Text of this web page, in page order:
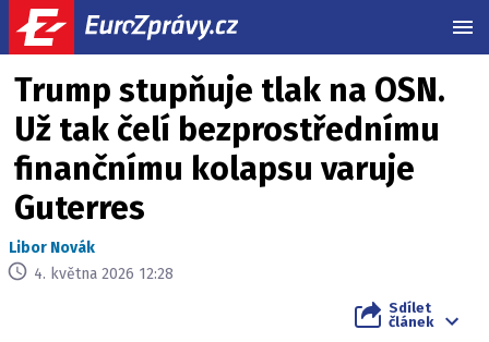
Trump stupňuje tlak na OSN.
Už tak čelí bezprostřednímu
finančnímu kolapsu varuje
Guterres
Libor Novák
4. května 2026 12:28
Sdílet
článek